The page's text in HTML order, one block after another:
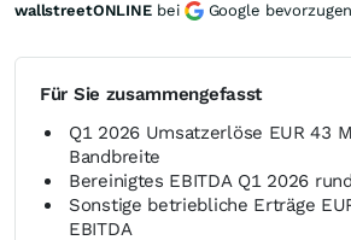
Für Sie zusammengefasst
Q1 2026 Umsatzerlöse EUR 43
Bandbreite
Bereinigtes EBITDA Q1 2026
Sonstige betriebliche Erträge
EBITDA
wallstreetONLINE bei Google